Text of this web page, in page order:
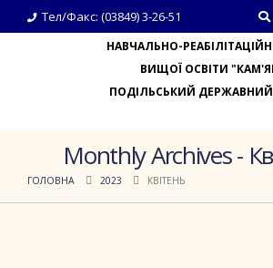
Тел/Факс: (03849) 3-26-51
НАВЧАЛЬНО-
ВИЩОЇ ОСВІТИ
ПОДІЛЬСЬКИЙ ДЕРЖАВНИЙ
Monthly Archives -
ГОЛОВНА 2023 КВІТЕНЬ